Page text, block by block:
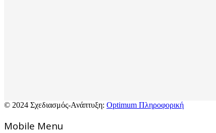
© 2024 Σχεδιασμός-Ανάπτυξη: Optimum Πληροφορική
Mοbile Menu